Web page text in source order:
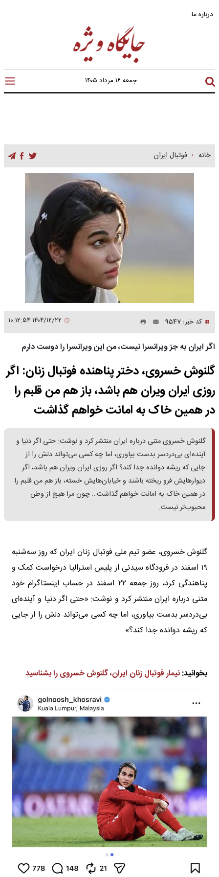
درباره ما
جمعه ۱۶ مرداد ۱۴۰۵
خانه فوتبال ایران
کد خبر: 9547
اگر ایران به جز ویرانسرا نیست، من این ویرانسرا را دوست دارم
گلنوش خسروی، دختر پناهنده فوتبال زنان: اگر
روزی ایران ویران هم باشد، باز هم من قلبم را
در همین خاک به امانت خواهم گذاشت
گلنوش خسروی متنی درباره ایران منتشر کرد و نوشت: حتی اگر دنیا و
آینده‌ای بی‌دردسر بدست بیاوری، اما چه کسی می‌تواند دلش را از
جایی که ریشه دوانده جدا کند؟ اگر روزی ایران ویران هم باشد، اگر
دیوارهایش فرو ریخته باشند و خیابان‌هایش خسته، باز هم من قلبم را
در همین خاک به امانت خواهم گذاشت… ‎چون مرا هیچ از وطن
محبوب‌تر نیست.
گلنوش خسروی، عضو تیم ملی فوتبال زنان ایران که روز سه‌شنبه
۱۹ اسفند در فرودگاه سیدنی از پلیس استرالیا درخواست کمک و
پناهندگی کرد، روز جمعه ۲۲ اسفند در حساب اینستاگرام خود
متنی درباره ایران منتشر کرد و نوشت: «حتی اگر دنیا و آینده‌ای
بی‌دردسر بدست بیاوری، اما چه کسی می‌تواند دلش را از جایی
که ریشه دوانده جدا کند؟»
بخوانید:نیمار فوتبال زنان ایران، گلنوش خسروی را بشناسید